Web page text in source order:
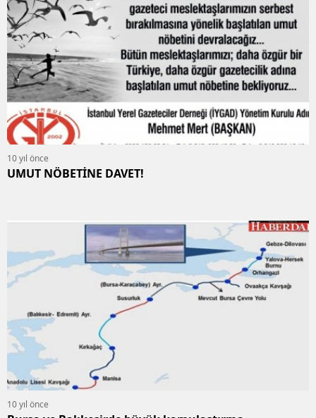
10 yıl önce
UMUT NÖBETİNE DAVET!
10 yıl önce